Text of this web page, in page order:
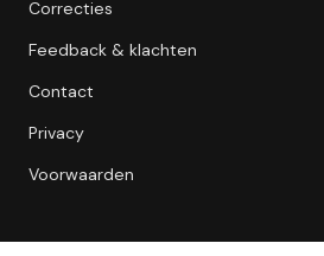
Correcties
Feedback & klachten
Contact
Privacy
Voorwaarden